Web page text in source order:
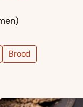
Brood